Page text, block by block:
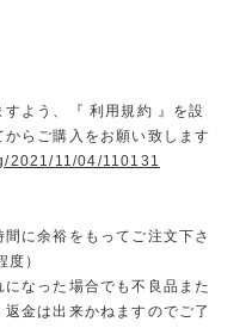
よう、『 利用規約 』を設
らご購入をお願い致します
11/04/110131
に余裕をもってご注文下さ
）
なった場合でも不良品また
金は出来かねますのでご了